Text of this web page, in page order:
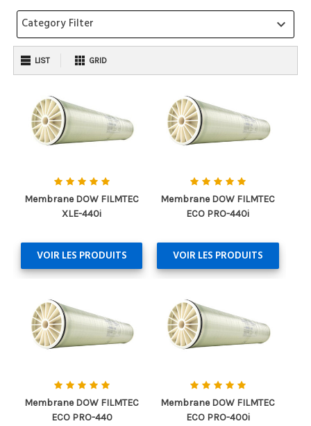
Category Filter keyboard_arrow_down
LIST GRID
Membrane DOW FILMTEC
XLE-440i
VOIR LES PRODUITS
Membrane DOW FILMTEC
ECO PRO-440i
VOIR LES PRODUITS
Membrane DOW FILMTEC
ECO PRO-440
Membrane DOW FILMTEC
ECO PRO-400i